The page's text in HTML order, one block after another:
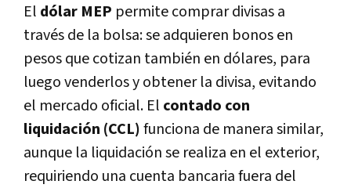
El dólar MEP permite comprar divisas a
través de la bolsa: se adquieren bonos en
pesos que cotizan también en dólares, para
luego venderlos y obtener la divisa, evitando
el mercado oficial. El contado con
liquidación (CCL)funciona de manera similar,
aunque la liquidación se realiza en el exterior,
requiriendo una cuenta bancaria fuera del